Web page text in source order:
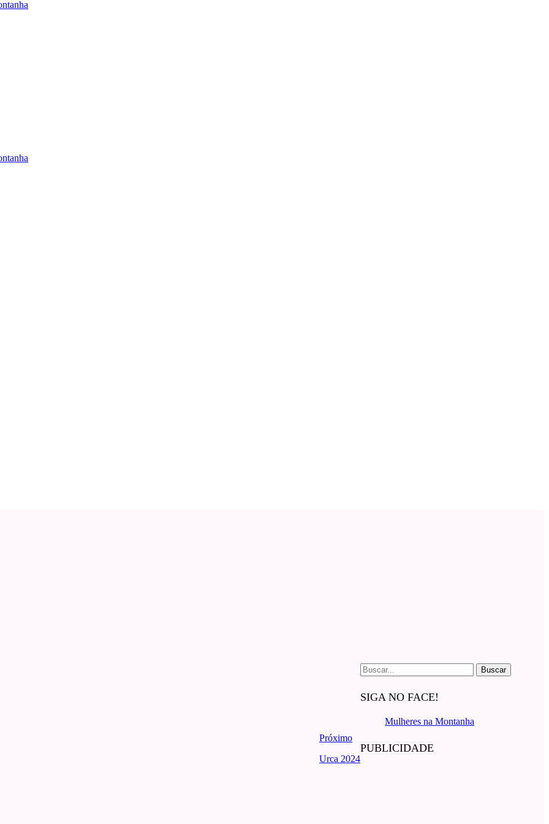
Buscar
por:
SIGA NO FACE!
Mulheres na Montanha
PUBLICIDADE
Próximo
Urca 2024